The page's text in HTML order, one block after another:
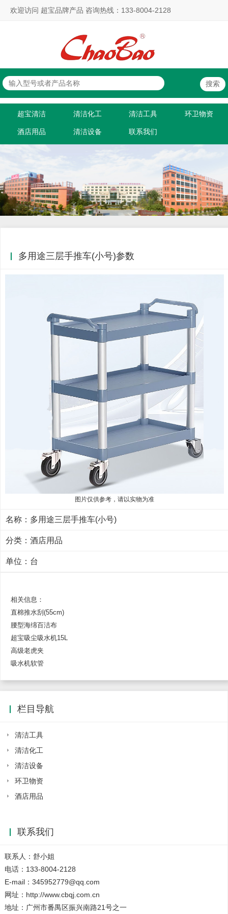
欢迎访问 超宝品牌产品 咨询热线：133-8004-2128
超宝清洁 清洁化工 清洁工具 环卫物资
酒店用品 清洁设备 联系我们
多用途三层手推车(小号)参数
图片仅供参考，请以实物为准
名称：多用途三层手推车(小号)
分类： 酒店用品
单位：台
相关信息：
直棉推水刮(55cm)
腰型海绵百洁布
超宝吸尘吸水机15L
高级老虎夹
吸水机软管
栏目导航
清洁工具
清洁化工
清洁设备
环卫物资
酒店用品
联系我们
联系人：舒小姐
电话：133-8004-2128
E-mail：345952779@qq.com
网址：http://www.cbqj.com.cn
地址：广州市番禺区振兴南路21号之一